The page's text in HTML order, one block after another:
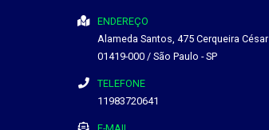
ENDEREÇO
Alameda Santos, 475 Cerqueira César
01419-000 / São Paulo - SP
TELEFONE
11983720641